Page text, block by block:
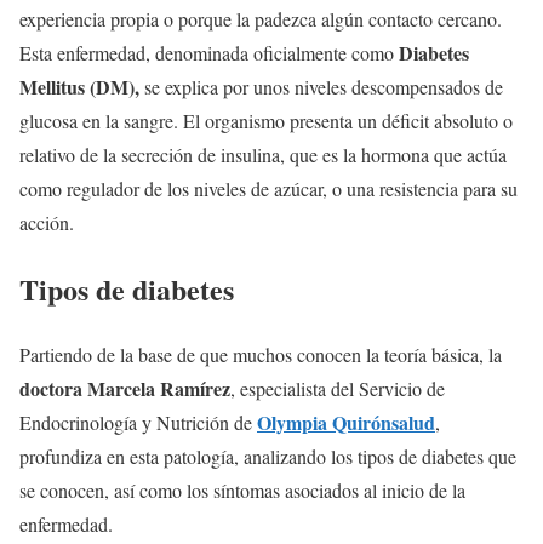
experiencia propia o porque la padezca algún contacto cercano.
Esta enfermedad, denominada oficialmente comoDiabetes
Mellitus (DM),se explica por unos niveles descompensados de
glucosa en la sangre. El organismo presenta un déficit absoluto o
relativo de la secreción de insulina, que es la hormona que actúa
como regulador de los niveles de azúcar, o una resistencia para su
acción.
Tipos de diabetes
Partiendo de la base de que muchos conocen la teoría básica, la
doctora Marcela Ramírez, especialista del Servicio de
Endocrinología y Nutrición deOlympia Quirónsalud,
profundiza en esta patología, analizando los tipos de diabetes que
se conocen, así como los síntomas asociados al inicio de la
enfermedad.